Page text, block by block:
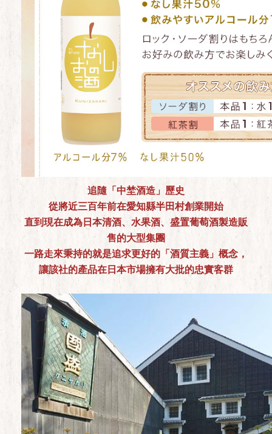
追隨「中埜酒造」歷史
從將近三百年前在愛知縣半田村創業開始
直到現在成為日本清酒、水果酒、盛置葡萄酒製造販
售的大型集團
一路走來秉持的就是追求更好的「酒質主義」概念，
讓該社的產品在日本市場擁有大批的忠實客群